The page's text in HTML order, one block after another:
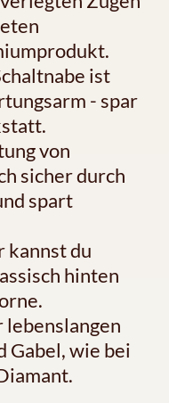
ist
- spar
von
sicher durch
spart
kannst du
hinten
Gabel, wie bei